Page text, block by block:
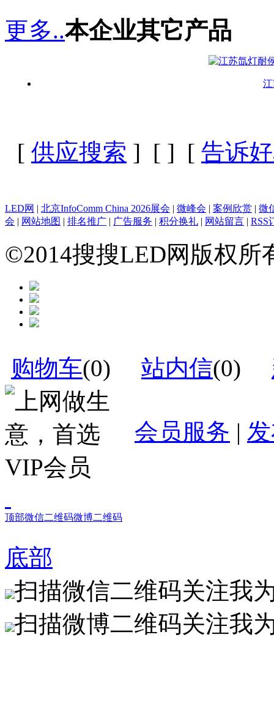
更多..本企业其它产品
[ 供应搜索 ] [ ] [ 告诉
LED网 北京InfoComm China 2026展会 微峰会 案例欣赏
微
会
网站地图 排名推广 广告服务 积分换礼 网站留言 RSS
©2014搜搜LED网版权
购物车(0) 站内信(0)
会员服务 |
顶部微信二维码微博二维码
底部
扫描微信二维码关注我
扫描微博二维码关注我